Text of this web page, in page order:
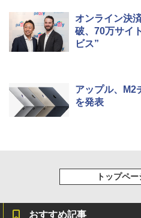
オンライン決
破、70万サイ
ビス”
アップル、
を発表
トップペ
おすすめ記事